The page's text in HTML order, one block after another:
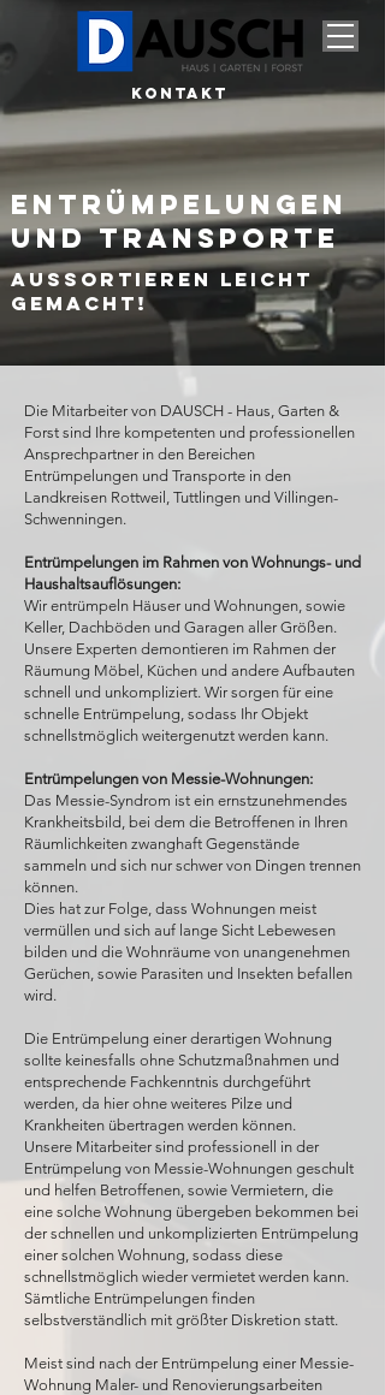
KONTAKT
Entrümpelungen
und Transporte
Aussortieren leicht
gemacht!
Die Mitarbeiter von DAUSCH - Haus, Garten &
Forst sind Ihre kompetenten und professionellen
Ansprechpartner in den Bereichen
Entrümpelungen und Transporte in den
Landkreisen Rottweil, Tuttlingen und Villingen-
Schwenningen.
Entrümpelungen im Rahmen von Wohnungs- und
Haushaltsauflösungen:
Wir entrümpeln Häuser und Wohnungen, sowie
Keller, Dachböden und Garagen aller Größen.
Unsere Experten demontieren im Rahmen der
Räumung Möbel, Küchen und andere Aufbauten
schnell und unkompliziert. Wir sorgen für eine
schnelle Entrümpelung, sodass Ihr Objekt
schnellstmöglich weitergenutzt werden kann.
Entrümpelungen von Messie-Wohnungen:
Das Messie-Syndrom ist ein ernstzunehmendes
Krankheitsbild, bei dem die Betroffenen in Ihren
Räumlichkeiten zwanghaft Gegenstände
sammeln und sich nur schwer von Dingen trennen
können.
Dies hat zur Folge, dass Wohnungen meist
vermüllen und sich auf lange Sicht Lebewesen
bilden und die Wohnräume von unangenehmen
Gerüchen, sowie Parasiten und Insekten befallen
wird.
Die Entrümpelung einer derartigen Wohnung
sollte keinesfalls ohne Schutzmaßnahmen und
entsprechende Fachkenntnis durchgeführt
werden, da hier ohne weiteres Pilze und
Krankheiten übertragen werden können.
Unsere Mitarbeiter sind professionell in der
Entrümpelung von Messie-Wohnungen geschult
und helfen Betroffenen, sowie Vermietern, die
eine solche Wohnung übergeben bekommen bei
der schnellen und unkomplizierten Entrümpelung
einer solchen Wohnung, sodass diese
schnellstmöglich wieder vermietet werden kann.
Sämtliche Entrümpelungen finden
selbstverständlich mit größter Diskretion statt.
Meist sind nach der Entrümpelung einer Messie-
Wohnung Maler- und Renovierungsarbeiten